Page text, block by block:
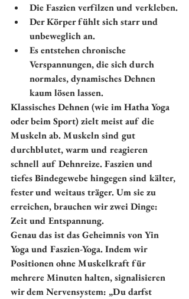
Die Faszien verfilzen und verkleben.
Der Körper fühlt sich starr und
unbeweglich an.
Es entstehen chronische
Verspannungen, die sich durch
normales, dynamisches Dehnen
kaum lösen lassen.
Klassisches Dehnen (wie im Hatha Yoga
oder beim Sport) zielt meist auf die
Muskeln ab. Muskeln sind gut
durchblutet, warm und reagieren
schnell auf Dehnreize. Faszien und
tiefes Bindegewebe hingegen sind kälter,
fester und weitaus träger. Um sie zu
erreichen, brauchen wir zwei Dinge:
Zeit und Entspannung.
Genau das ist das Geheimnis von Yin
Yoga und Faszien-Yoga. Indem wir
Positionen ohne Muskelkraft für
mehrere Minuten halten, signalisieren
wir dem Nervensystem: „Du darfst